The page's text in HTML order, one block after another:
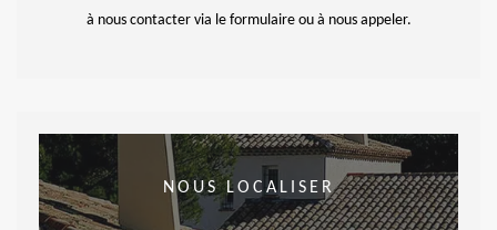
à nous contacter via le formulaire ou à nous appeler.
NOUS LOCALISER